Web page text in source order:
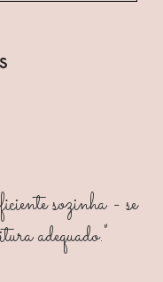
sozinha - se
adequado."